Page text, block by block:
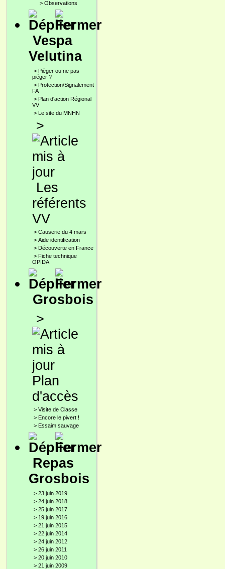
> Observations
Vespa
Velutina
> Pièger ou ne pas
piéger ?
> Protection/Signalement
FA
> Plan d'action Régional
VV
> Le site du MNHN
>
Les
référents
VV
> Causerie du 4 mars
> Aide identification
> Découverte en France
> Fiche technique
OPIDA
Grosbois
>
Plan
d'accès
> Visite de Classe
> Encore le pivert !
> Essaim sauvage
Repas
Grosbois
> 23 juin 2019
> 24 juin 2018
> 25 juin 2017
> 19 juin 2016
> 21 juin 2015
> 22 juin 2014
> 24 juin 2012
> 26 juin 2011
> 20 juin 2010
> 21 juin 2009